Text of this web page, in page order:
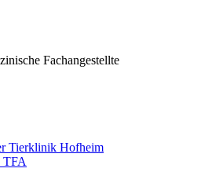
Fachangestellte
Tierklinik Hofheim
TFA